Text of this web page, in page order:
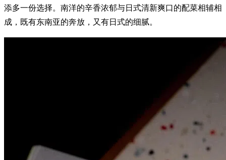
添多一份选择。南洋的辛香浓郁与日式清新爽口的配菜相辅相
成，既有东南亚的奔放，又有日式的细腻。